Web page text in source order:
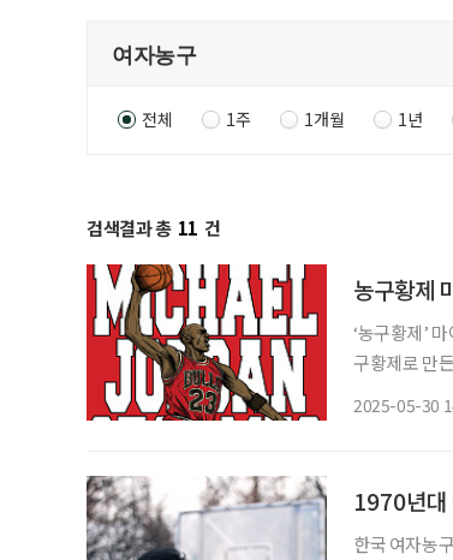
전체 1주 1개월 1년
검색결과 총 11 건
농구황제
‘농구황제’
구황제로 만
2025-05-30
1970년대
한국 여자농